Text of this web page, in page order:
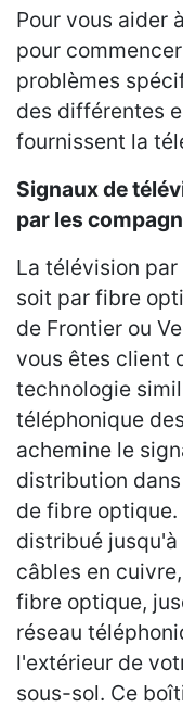
Pour vous aider
pour
problèmes
des différentes
fournissent la
Signaux de
par les
La télévision
soit par fibre
de Frontier ou
vous êtes client
technologie
téléphonique
achemine le
distribution
de fibre
distribué
câbles en
fibre optique,
réseau
l'extérieur de
sous-sol. Ce